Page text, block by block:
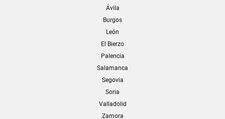
Ávila
Burgos
León
El Bierzo
Palencia
Salamanca
Segovia
Soria
Valladolid
Zamora